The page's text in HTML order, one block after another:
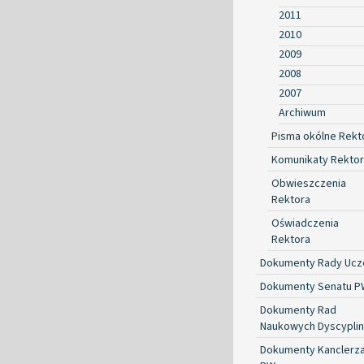
2011
2010
2009
2008
2007
Archiwum
Pisma okólne
Komunikaty
Obwieszczenia
Rektora
Oświadczenia
Rektora
Dokumenty Rady
Dokumenty Senatu
Dokumenty Rad
Naukowych Dyscyplin
Dokumenty